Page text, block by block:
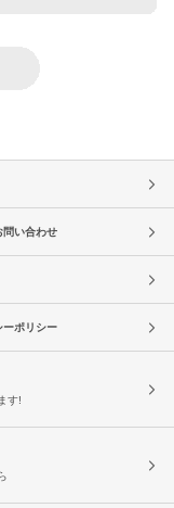
問い合わせ
ーポリシー
す!